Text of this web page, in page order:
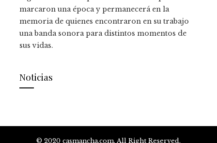
marcaron una época y permanecerá en la
memoria de quienes encontraron en su trabajo
una banda sonora para distintos momentos de
sus vidas.
Noticias
© 2020 casmancha.com. All Right Reserved.